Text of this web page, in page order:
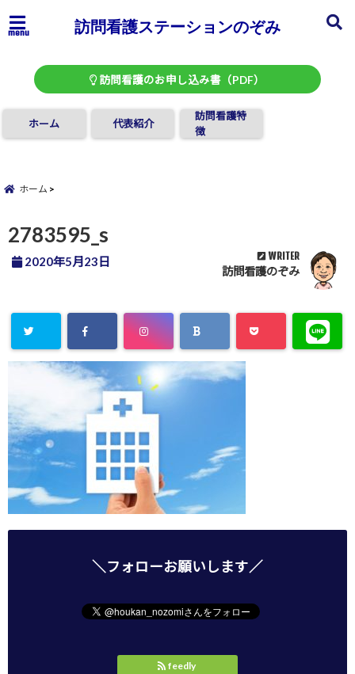
menu 訪問看護ステーションのぞみ
訪問看護のお申し込み書（PDF）
ホーム 代表紹介
訪問看護特
徴
ホーム
2783595_s
2020年5月23日 WRITER
訪問看護のぞみ
＼フォローお願いします／
feedly